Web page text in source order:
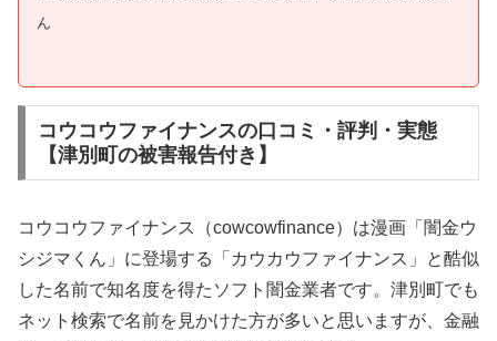
ん
コウコウファイナンスの口コミ・評判・実態
【津別町の被害報告付き】
コウコウファイナンス（cowcowfinance）は漫画「闇金ウ
シジマくん」に登場する「カウカウファイナンス」と酷似
した名前で知名度を得たソフト闇金業者です。津別町でも
ネット検索で名前を見かけた方が多いと思いますが、金融